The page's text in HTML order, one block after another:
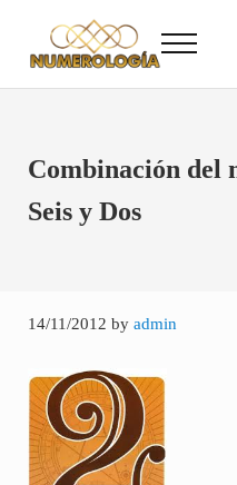
Numerología
Menu
Combinación del
Seis y Dos
14/11/2012 by admin